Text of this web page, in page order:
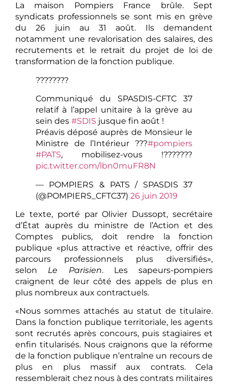
La maison Pompiers France brûle. Sept
syndicats professionnels se sont mis en grève
du 26 juin au 31 août. Ils demandent
notamment une revalorisation des salaires, des
recrutements et le retrait du projet de loi de
transformation de la fonction publique.
??‍??‍???‍?
Communiqué du SPASDIS-CFTC 37
relatif à l’appel unitaire à la grève au
sein des #SDIS jusque fin août !
Préavis déposé auprès de Monsieur le
Ministre de l’Intérieur ???#pompiers
#PATS, mobilisez-vous !?‍??‍????
pic.twitter.com/lbn0muFR8N
— POMPIERS & PATS / SPASDIS 37
(@POMPIERS_CFTC37) 26 juin 2019
Le texte, porté par Olivier Dussopt, secrétaire
d’État auprès du ministre de l’Action et des
Comptes publics, doit rendre la fonction
publique «plus attractive et réactive, offrir des
parcours professionnels plus diversifiés»,
selon Le Parisien. Les sapeurs-pompiers
craignent de leur côté des appels de plus en
plus nombreux aux contractuels.
«Nous sommes attachés au statut de titulaire.
Dans la fonction publique territoriale, les agents
sont recrutés après concours, puis stagiaires et
enfin titularisés. Nous craignons que la réforme
de la fonction publique n’entraîne un recours de
plus en plus massif aux contrats. Cela
ressemblerait chez nous à des contrats militaires